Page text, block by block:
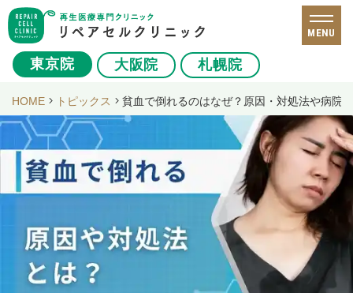
東京院 大阪院 札幌院
MENU
HOME トピックス 貧血で倒れるのはなぜ？原因・対処法や病院